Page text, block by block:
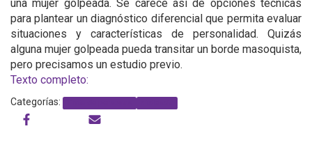
una mujer golpeada. Se carece así de opciones técnicas
para plantear un diagnóstico diferencial que permita evaluar
situaciones y características de personalidad. Quizás
alguna mujer golpeada pueda transitar un borde masoquista,
pero precisamos un estudio previo.
Texto completo:
Categorías: